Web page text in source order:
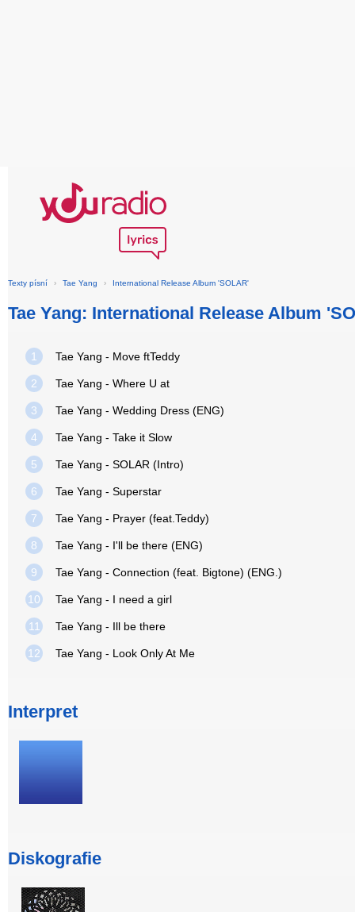
Texty písní › Tae Yang › International Release Album 'SOLAR'
Tae Yang: International Release Album
1 Tae Yang - Move ftTeddy
2 Tae Yang - Where U at
3 Tae Yang - Wedding Dress (ENG)
4 Tae Yang - Take it Slow
5 Tae Yang - SOLAR (Intro)
6 Tae Yang - Superstar
7 Tae Yang - Prayer (feat.Teddy)
8 Tae Yang - I'll be there (ENG)
9 Tae Yang - Connection (feat. Bigtone) (ENG.)
10 Tae Yang - I need a girl
11 Tae Yang - Ill be there
12 Tae Yang - Look Only At Me
Interpret
Diskografie